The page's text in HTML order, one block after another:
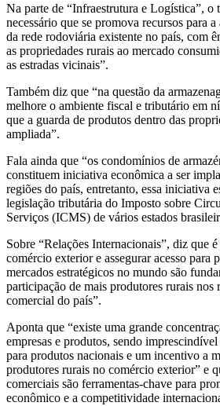
Na parte de “Infraestrutura e Logística”, o
necessário que se promova recursos para
da rede rodoviária existente no país, com
as propriedades rurais ao mercado
as estradas vicinais”.
Também diz que “na questão da
melhore o ambiente fiscal e tributário em
que a guarda de produtos dentro das
ampliada”.
Fala ainda que “os condomínios de
constituem iniciativa econômica a ser
regiões do país, entretanto, essa iniciativa
legislação tributária do Imposto sobre
Serviços (ICMS) de vários estados
Sobre “Relações Internacionais”, diz que
comércio exterior e assegurar acesso para
mercados estratégicos no mundo são
participação de mais produtores rurais nos
comercial do país”.
Aponta que “existe uma grande
empresas e produtos, sendo
para produtos nacionais e um incentivo a
produtores rurais no comércio exterior” e
comerciais são ferramentas-chave para
econômico e a competitividade